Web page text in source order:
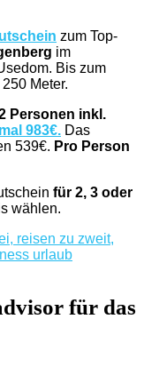
zum Top-
im
Bis zum
Meter.
Personen inkl.
983€. Das
539€. Pro Person
für 2, 3 oder
wählen.
für das